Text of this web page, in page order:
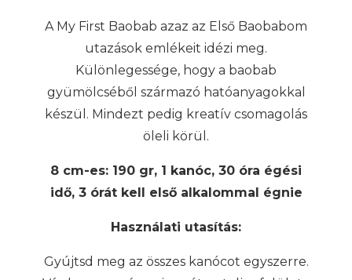
A My First Baobab azaz az Első Baobabom
utazások emlékeit idézi meg.
Különlegessége, hogy a baobab
gyümölcséből származó hatóanyagokkal
készül. Mindezt pedig kreatív csomagolás
öleli körül.
8 cm-es: 190 gr, 1 kanóc, 30 óra égési
idő, 3 órát kell első alkalommal égnie
Használati utasítás:
Gyújtsd meg az összes kanócot egyszerre.